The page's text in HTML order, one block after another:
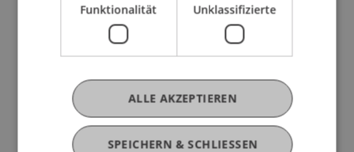
Do, 19. Febr 2026; 17.00-18.50 Uhr;
Auditorium, Campus
Jan
Gesellschafts-, Stiftungs- und Trustrecht
Funktionalität Unklassifizierte
SPEICHERN & SCHLIESSEN
ALLE AKZEPTIEREN